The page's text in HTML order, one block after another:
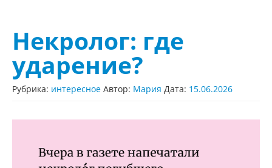
Некролог: где
ударение?
Рубрика: интересное Автор: Мария Дата: 15.06.2026